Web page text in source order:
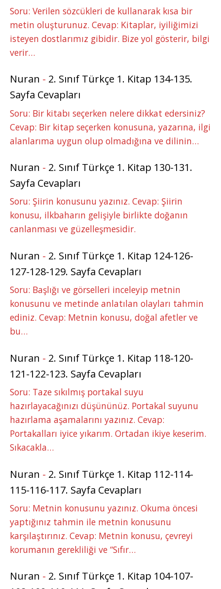
Soru: Verilen sözcükleri de kullanarak kısa bir
metin oluşturunuz. Cevap: Kitaplar, iyiliğimizi
isteyen dostlarımız gibidir. Bize yol gösterir, bilgi
verir…
Nuran - 2. Sınıf Türkçe 1. Kitap 134-135.
Sayfa Cevapları
Soru: Bir kitabı seçerken nelere dikkat edersiniz?
Cevap: Bir kitap seçerken konusuna, yazarına, ilgi
alanlarıma uygun olup olmadığına ve dilinin…
Nuran - 2. Sınıf Türkçe 1. Kitap 130-131.
Sayfa Cevapları
Soru: Şiirin konusunu yazınız. Cevap: Şiirin
konusu, ilkbaharın gelişiyle birlikte doğanın
canlanması ve güzelleşmesidir.
Nuran - 2. Sınıf Türkçe 1. Kitap 124-126-
127-128-129. Sayfa Cevapları
Soru: Başlığı ve görselleri inceleyip metnin
konusunu ve metinde anlatılan olayları tahmin
ediniz. Cevap: Metnin konusu, doğal afetler ve
bu…
Nuran - 2. Sınıf Türkçe 1. Kitap 118-120-
121-122-123. Sayfa Cevapları
Soru: Taze sıkılmış portakal suyu
hazırlayacağınızı düşününüz. Portakal suyunu
hazırlama aşamalarını yazınız. Cevap:
Portakalları iyice yıkarım. Ortadan ikiye keserim.
Sıkacakla…
Nuran - 2. Sınıf Türkçe 1. Kitap 112-114-
115-116-117. Sayfa Cevapları
Soru: Metnin konusunu yazınız. Okuma öncesi
yaptığınız tahmin ile metnin konusunu
karşılaştırınız. Cevap: Metnin konusu, çevreyi
korumanın gerekliliği ve “Sıfır…
Nuran - 2. Sınıf Türkçe 1. Kitap 104-107-